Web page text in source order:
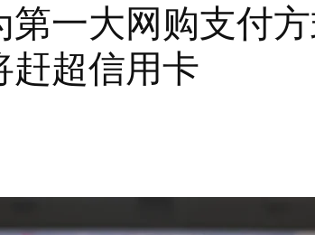
第一大网购支付
赶超信用卡